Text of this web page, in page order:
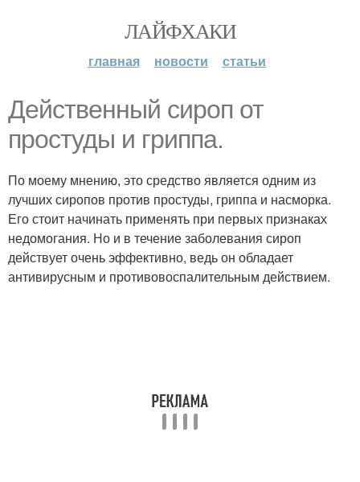
ЛАЙФХАКИ
главная новости статьи
Действенный сироп от
простуды и гриппа.
По моему мнению, это средство является одним из
лучших сиропов против простуды, гриппа и насморка.
Его стоит начинать применять при первых признаках
недомогания. Но и в течение заболевания сироп
действует очень эффективно, ведь он обладает
антивирусным и противовоспалительным действием.